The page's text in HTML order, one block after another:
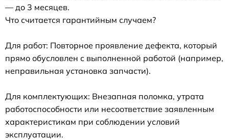
— до 3 месяцев.
Что считается гарантийным случаем?
Для работ: Повторное проявление дефекта, который
прямо обусловлен с выполненной работой (например,
неправильная установка запчасти).
Для комплектующих: Внезапная поломка, утрата
работоспособности или несоответствие заявленным
характеристикам при соблюдении условий
эксплуатации.